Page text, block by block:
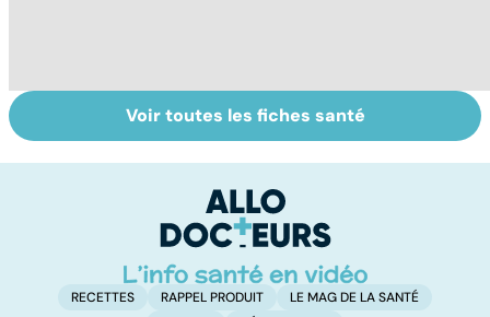
La tuberculose
pulmonaire
Le magnésium,
un oligo-élément
Voir toutes les fiches santé
RECETTES RAPPEL PRODUIT
LE MAG DE LA SANTÉ